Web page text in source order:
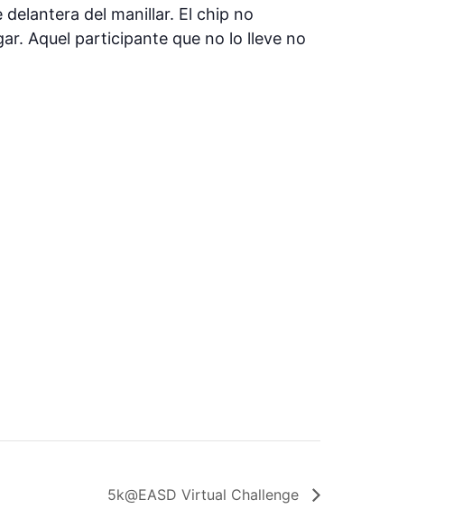
del manillar. El chip no
Aquel participante que no lo lleve no
5k@EASD Virtual Challenge